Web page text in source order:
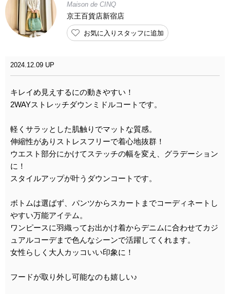
Maison de CINQ
京王百貨店新宿店
お気に入りスタッフに追加
2024.12.09 UP
キレイめ見えするにの動きやすい！
2WAYストレッチダウンミドルコートです。
軽くサラッとした肌触りでマットな質感。
伸縮性がありストレスフリーで着心地抜群！
ウエスト部分にかけてステッチの幅を変え、グラデーション
に！
スタイルアップが叶うダウンコートです。
ボトムは選ばず、パンツからスカートまでコーディネートし
やすい万能アイテム。
ワンピースに羽織ってお出かけ着からデニムに合わせてカジ
ュアルコーデまで色んなシーンで活躍してくれます。
女性らしく大人カッコいい印象に！
フードが取り外し可能なのも嬉しい♪